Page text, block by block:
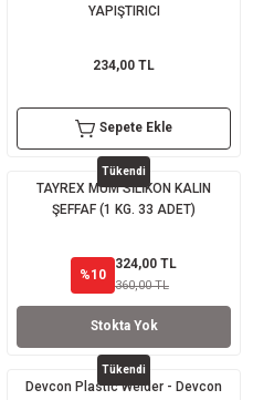
YAPIŞTIRICI
234,00 TL
Sepete Ekle
Tükendi
TAYREX MUM SİLİKON KALIN
ŞEFFAF (1 KG. 33 ADET)
%10
324,00 TL
360,00 TL
Stokta Yok
Tükendi
Devcon Plastic Welder - Devcon